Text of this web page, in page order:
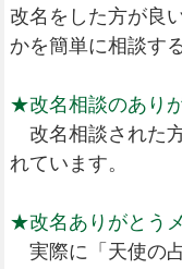
改名をした方が良
かを簡単に相談す
★改名相談のあり
改名相談された
れています。
★改名ありがとう
実際に「天使の